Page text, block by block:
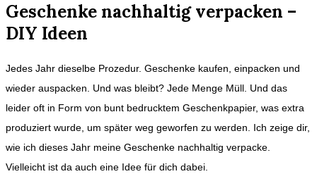
Geschenke nachhaltig verpacken –
DIY Ideen
Jedes Jahr dieselbe Prozedur. Geschenke kaufen, einpacken und
wieder auspacken. Und was bleibt? Jede Menge Müll. Und das
leider oft in Form von bunt bedrucktem Geschenkpapier, was extra
produziert wurde, um später weg geworfen zu werden. Ich zeige dir,
wie ich dieses Jahr meine Geschenke nachhaltig verpacke.
Vielleicht ist da auch eine Idee für dich dabei.